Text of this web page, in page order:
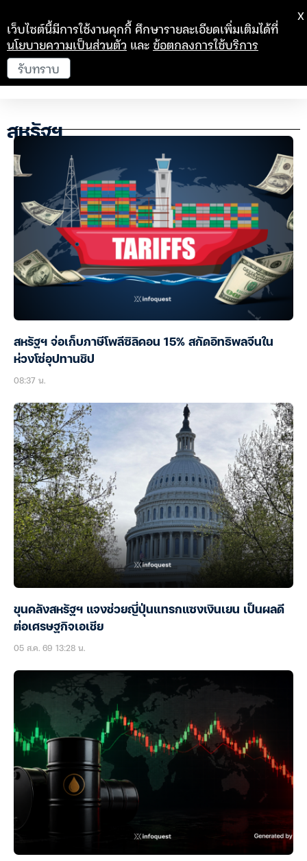
สหรัฐฯ
สหรัฐฯ จ่อเก็บภาษีโพลีซิลิคอน 15% สกัดอิทธิพลจีนใน
ห่วงโซ่อุปทานชิป
08:37 น.
ขุนคลังสหรัฐฯ แจงช่วยญี่ปุ่นแทรกแซงเงินเยน เป็นผลดี
ต่อเศรษฐกิจเอเชีย
05 ส.ค. 69 13:28 น.
เว็บไซต์นี้มีการใช้งานคุกกี้ ศึกษารายละเอียดเพิ่มเติมได้ที่
นโยบายความเป็นส่วนตัว และข้อตกลงการใช้บริการ
รับทราบ
X